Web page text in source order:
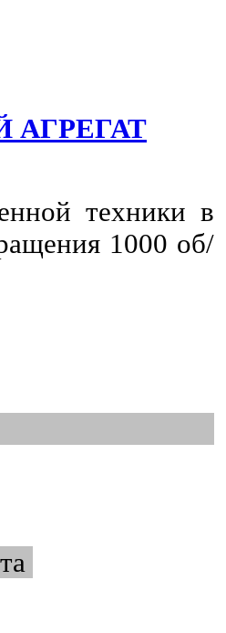
АГРЕГАТ
техники в
1000 об/
машин